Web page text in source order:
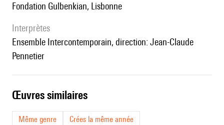
Fondation Gulbenkian, Lisbonne
interprètes
Ensemble Intercontemporain, direction: Jean-Claude
Pennetier
œuvres similaires
Même genre
Crées la même année